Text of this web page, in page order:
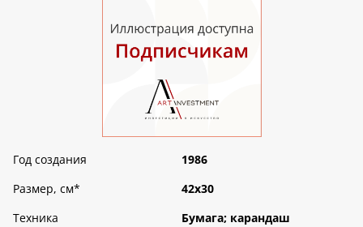
Год создания
1986
Размер, см*
42х30
Техника
Бумага; карандаш